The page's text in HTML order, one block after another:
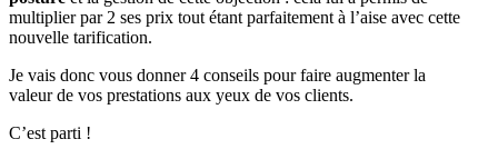
multiplier par 2 ses prix tout étant parfaitement à l’aise avec cette
nouvelle tarification.
Je vais donc vous donner 4 conseils pour faire augmenter la
valeur de vos prestations aux yeux de vos clients.
C’est parti !